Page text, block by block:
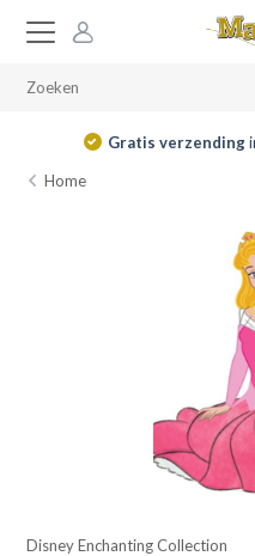
Gratis verzending
Home
Disney Enchanting Collection